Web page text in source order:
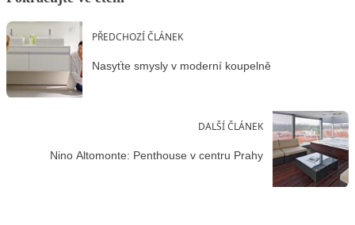
PŘEDCHOZÍ ČLÁNEK
Nasyťte smysly v moderní koupelně
DALŠÍ ČLÁNEK
Nino Altomonte: Penthouse v centru Prahy